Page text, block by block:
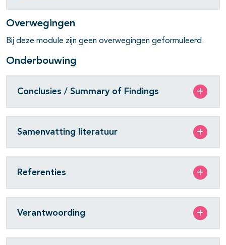
open- en dichtklappen
Overwegingen
Bij deze module zijn geen overwegingen geformuleerd.
Onderbouwing
Conclusies / Summary of Findings
Samenvatting literatuur
Referenties
Verantwoording